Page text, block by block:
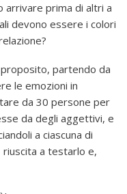
arrivare prima di altri a
devono essere i colori
partendo da
le emozioni in
da 30 persone per
da degli aggettivi, e
a ciascuna di
a testarlo e,